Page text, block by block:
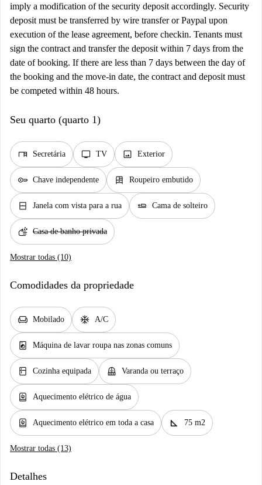
imply a modification of the security deposit accordingly. Security
deposit must be transferred by wire transfer or Paypal upon
execution of the lease agreement, before checkin. Tenants must
sign the contract and transfer the deposit within 7 days from the
date of booking. If there are less than 7 days between the day of
the booking and the move-in date, the contract and deposit must
be competed within 48 hours.
Seu quarto (quarto 1)
desk Secretária tv TV image Exterior
key Chave independente dresser Roupeiro embutido
window_closed Janela com vista para a rua airline_seat_flat Cama de solteiro
soap Casa de banho privada
Mostrar todas (10)
Comodidades da propriedade
chair Mobilado ac_unit A/C
local_laundry_service Máquina de lavar roupa nas zonas comuns
kitchen Cozinha equipada balcony Varanda ou terraço
water_heater Aquecimento elétrico de água
water_heater Aquecimento elétrico em toda a casa square_foot 75 m2
Mostrar todas (13)
Detalhes